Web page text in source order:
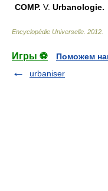
COMP. V. Urbanologie.
Encyclopédie Universelle 2012
Игры ⚽
Поможем
urbaniser